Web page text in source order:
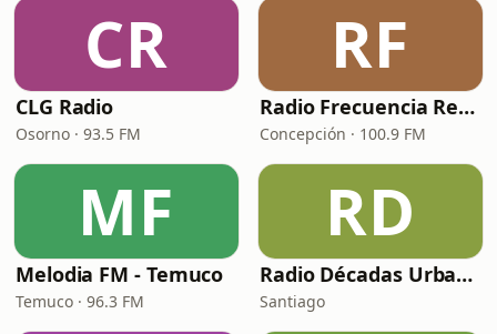
CR
CLG Radio
Osorno · 93.5 FM
RF
Radio Frecuencia Retro
Concepción · 100.9 FM
MF
Melodia FM - Temuco
Temuco · 96.3 FM
RD
Radio Décadas Urbanas
Santiago